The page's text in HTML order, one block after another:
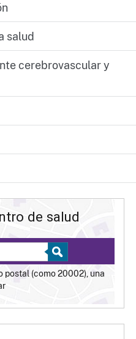
salud
cerebrovascular y
de salud
postal (como 20002), una